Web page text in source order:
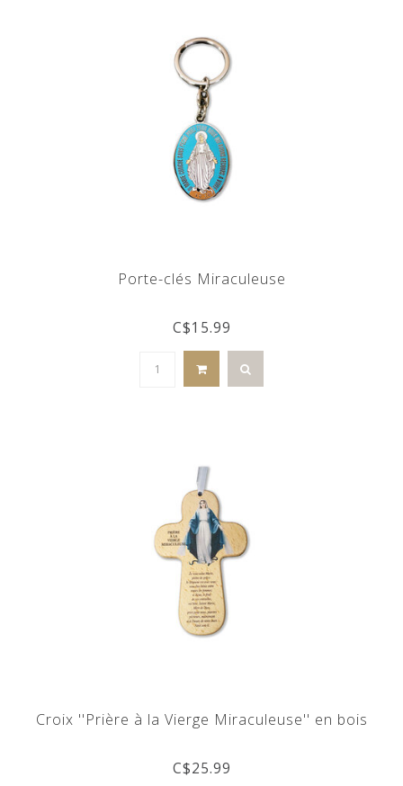
Porte-clés Miraculeuse
C$15.99
Croix ''Prière à la Vierge Miraculeuse'' en bois
C$25.99